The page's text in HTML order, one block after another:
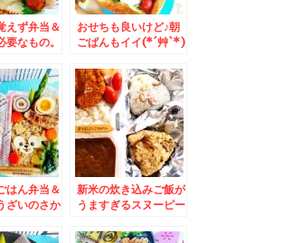
えず弁当＆
要なもの。
おせちも良いけど♪朝
ごぱんもイイ(*´艸`*)
はん弁当＆
ざいのさか
チ」は日本
新米の炊き込みご飯が
うますぎるスヌーピー
＆中央区「PARK